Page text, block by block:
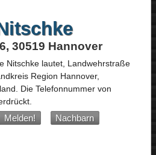
30519 Hannover
Nitschkelautet, Landwehrstraße
Region Hannover,
. Die Telefonnummer von
Melden!
Nachbarn